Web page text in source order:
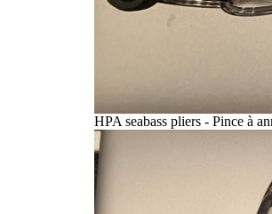
HPA seabass pliers - Pince à